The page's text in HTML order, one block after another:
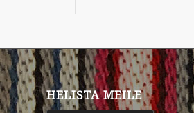
HELISTA MEILE